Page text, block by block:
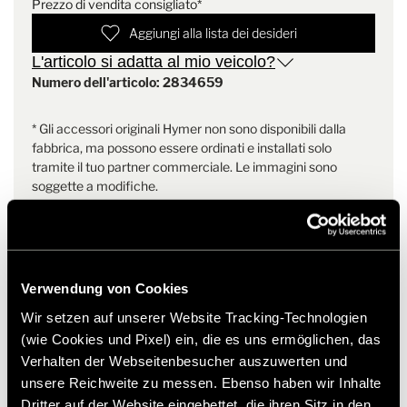
Verwendung von Cookies
Wir setzen auf unserer Website Tracking-Technologien
(wie Cookies und Pixel) ein, die es uns ermöglichen, das
Verhalten der Webseitenbesucher auszuwerten und
unsere Reichweite zu messen. Ebenso haben wir Inhalte
Prezzo di vendita consigliato*
Aggiungi alla lista dei desideri
L'articolo si adatta al mio veicolo?
Numero dell'articolo: 2834659
* Gli accessori originali Hymer non sono disponibili dalla
fabbrica, ma possono essere ordinati e installati solo
tramite il tuo partner commerciale. Le immagini sono
soggette a modifiche.
Prodotti simili